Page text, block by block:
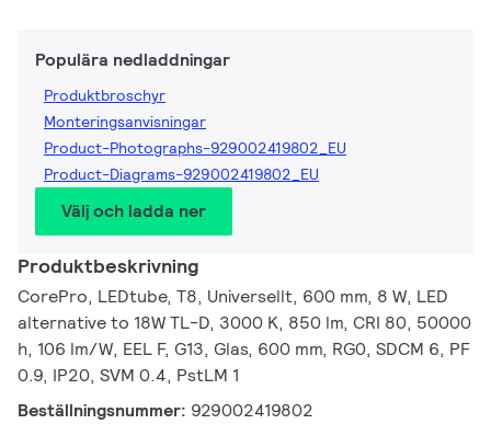
Populära nedladdningar
Produktbroschyr
Monteringsanvisningar
Product-Photographs-929002419802_EU
Product-Diagrams-929002419802_EU
Välj och ladda ner
Produktbeskrivning
CorePro, LEDtube, T8, Universellt, 600 mm, 8 W, LED
alternative to 18W TL-D, 3000 K, 850 lm, CRI 80, 50000
h, 106 lm/W, EEL F, G13, Glas, 600 mm, RG0, SDCM 6, PF
0.9, IP20, SVM 0.4, PstLM 1
Beställningsnummer: 929002419802